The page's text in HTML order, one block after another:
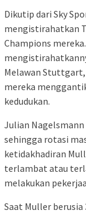
Dikutip dari Sky
mengistirahatkan
Champions
Melawan Stuttgart,
mereka
kedudukan.
Julian
sehingga rotasi
ketidakhadiran
terlambat atau
melakukan
Saat Muller